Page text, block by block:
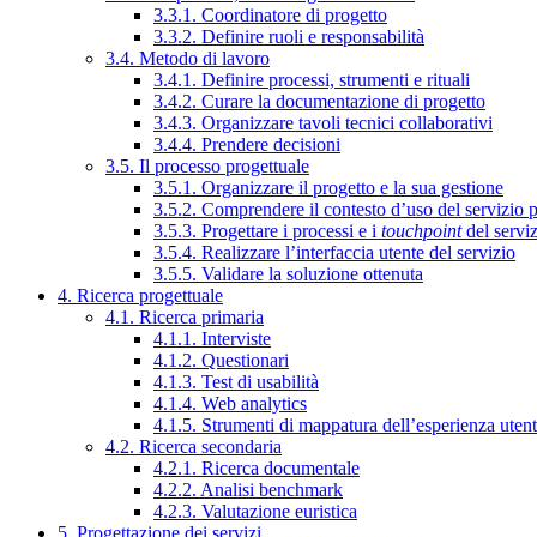
3.3.1. Coordinatore di progetto
3.3.2. Definire ruoli e responsabilità
3.4. Metodo di lavoro
3.4.1. Definire processi, strumenti e rituali
3.4.2. Curare la documentazione di progetto
3.4.3. Organizzare tavoli tecnici collaborativi
3.4.4. Prendere decisioni
3.5. Il processo progettuale
3.5.1. Organizzare il progetto e la sua gestione
3.5.2. Comprendere il contesto d’uso del servizio
3.5.3. Progettare i processi e i touchpointdel
3.5.4. Realizzare l’interfaccia utente del servizio
3.5.5. Validare la soluzione ottenuta
4. Ricerca progettuale
4.1. Ricerca primaria
4.1.1. Interviste
4.1.2. Questionari
4.1.3. Test di usabilità
4.1.4. Web analytics
4.1.5. Strumenti di mappatura dell’esperienza
4.2. Ricerca secondaria
4.2.1. Ricerca documentale
4.2.2. Analisi benchmark
4.2.3. Valutazione euristica
5. Progettazione dei servizi